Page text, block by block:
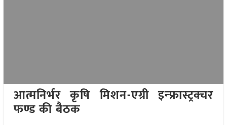
आत्मनिर्भर कृषि मिशन-एग्री इन्फ्रास्ट्रक्चर
फण्ड की बैठक